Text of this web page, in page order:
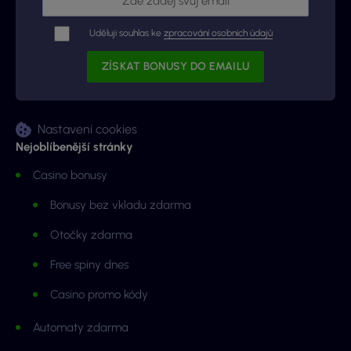
Uděluji souhlas ke zpracování osobních údajů
Nastavení cookies
Nejoblíbenější stránky
Casino bonusy
Bonusy bez vkladu zdarma
Otočky zdarma
Free spiny dnes
Casino promo kódy
Automaty zdarma